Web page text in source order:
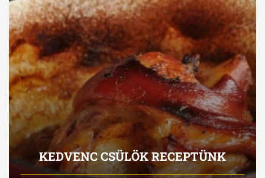
KEDVENC CSÜLÖK RECEPTÜNK